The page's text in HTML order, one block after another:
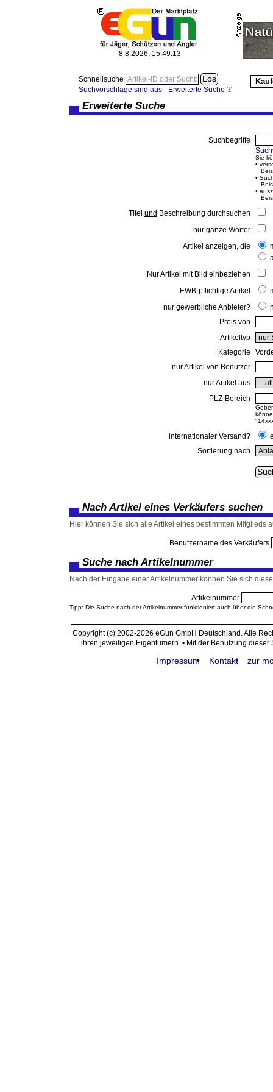
8.8.2026, 15:49:13
Schnellsuche
Suchvorschläge sind aus- Erweiterte Suche
Erweiterte Suche
Suchbegriffe
Sie
•
•
•
Titel und Beschreibung durchsuchen
nur ganze Wörter
Artikel anzeigen, die
Nur Artikel mit Bild einbeziehen
EWB-pflichtige Artikel
nur gewerbliche Anbieter?
Preis von
Artikeltyp
Kategorie
nur Artikel von Benutzer
nur Artikel aus
PLZ-Bereich
internationaler Versand?
Sortierung nach
Nach Artikel eines Verkäufers suchen
Hier können Sie sich alle Artikel eines bestimmten Mitglieds
Benutzername des Verkäufers
Suche nach Artikelnummer
Nach der Eingabe einer Artikelnummer können Sie sich
Artikelnummer
Tipp: Die Suche nach der Artikelnummer funktioniert auch über die
Copyright (c) 2002-2026 eGun GmbH Deutschland. Alle
ihren jeweiligen Eigentümern. • Mit der Benutzung
Impressum Kontakt zur